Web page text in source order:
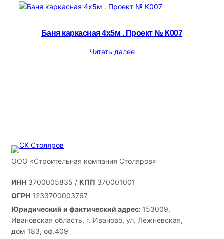
Баня каркасная 4х5м . Проект № К007
Читать далее
ООО «Строительная компания Столяров»
ИНН 3700005835 / КПП 370001001
ОГРН 1233700003767
Юридический и фактический адрес: 153009,
Ивановская область, г. Иваново, ул. Лежневская,
дом 183, оф.409